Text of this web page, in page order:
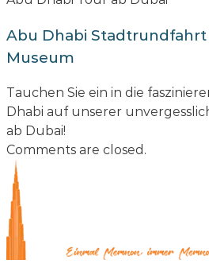
Abu Dhabi Stadtrundfahrt
Museum
Tauchen Sie ein in die
Dhabi auf unserer
ab Dubai!
Comments are closed.